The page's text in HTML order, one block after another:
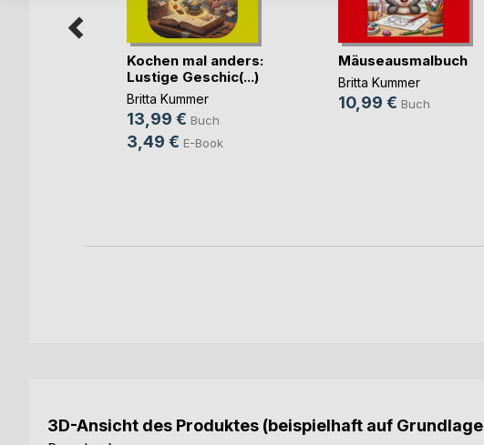
Kochen mal anders:
Lustige Geschic(...)
Britta Kummer
13,99 € Buch
3,49 € E-Book
Mäuseausmalbuch
Britta Kummer
10,99 € Buch
3D-Ansicht des Produktes (beispielhaft auf